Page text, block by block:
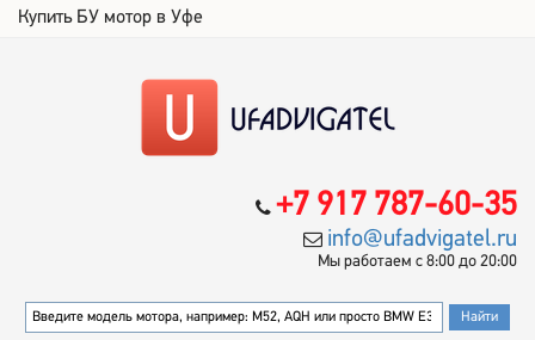
Купить БУ мотор в Уфе
+7 917 787-60-35
info@ufadvigatel.ru
Мы работаем с 8:00 до 20:00